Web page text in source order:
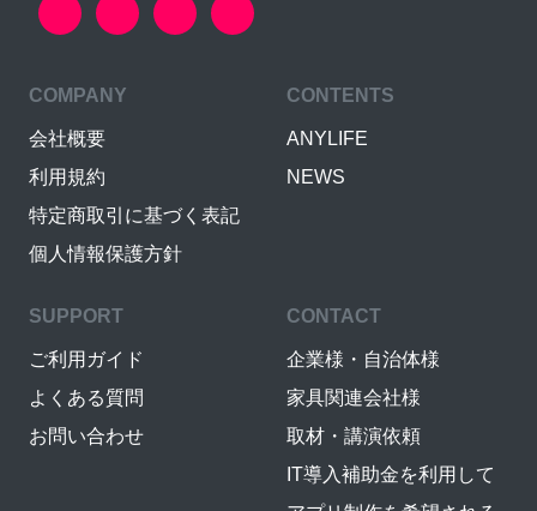
COMPANY
会社概要
利用規約
特定商取引に基づく表記
個人情報保護方針
CONTENTS
ANYLIFE
NEWS
SUPPORT
ご利用ガイド
よくある質問
お問い合わせ
CONTACT
企業様・自治体様
家具関連会社様
取材・講演依頼
IT導入補助金を利用して